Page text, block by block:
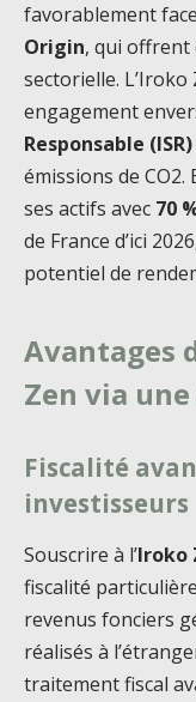
favorablement
Origin, qui offrent
sectorielle.
engagement
Responsable (ISR)
émissions de CO2.
ses actifs avec 70
de France d’ici
potentiel de
Avantages
Zen via
Fiscalité
investisseurs
Souscrire à l’Iroko
fiscalité
revenus fonciers
réalisés à
traitement fiscal